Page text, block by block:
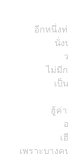
อีกหนึ่ง
นั่ง
ไม่มี
เป็
ฮู้ค่
เ
เพราะบางค